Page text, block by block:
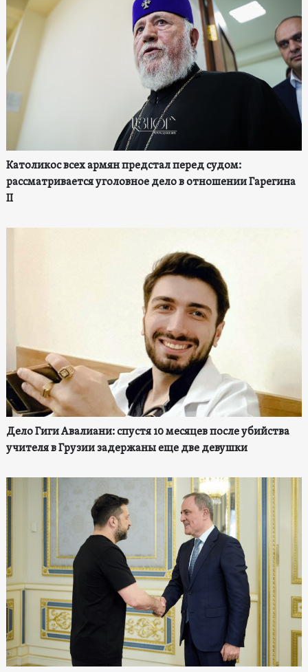
Католикос всех армян предстал перед судом:
рассматривается уголовное дело в отношении Гарегина
II
Дело Гиги Авалиани: спустя 10 месяцев после убийства
учителя в Грузии задержаны еще две девушки